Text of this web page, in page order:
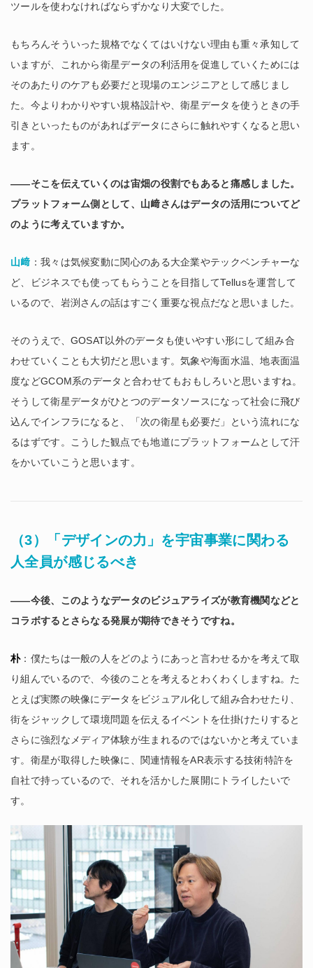
ツールを使わなければならずかなり大変でした。
もちろんそういった規格でなくてはいけない理由も重々承知して
いますが、これから衛星データの利活用を促進していくためには
そのあたりのケアも必要だと現場のエンジニアとして感じまし
た。今よりわかりやすい規格設計や、衛星データを使うときの手
引きといったものがあればデータにさらに触れやすくなると思い
ます。
――そこを伝えていくのは宙畑の役割でもあると痛感しました。
プラットフォーム側として、山﨑さんはデータの活用についてど
のように考えていますか。
山﨑 ：我々は気候変動に関心のある大企業やテックベンチャーな
ど、ビジネスでも使ってもらうことを目指してTellusを運営して
いるので、岩渕さんの話はすごく重要な視点だなと思いました。
そのうえで、GOSAT以外のデータも使いやすい形にして組み合
わせていくことも大切だと思います。気象や海面水温、地表面温
度などGCOM系のデータと合わせてもおもしろいと思いますね。
そうして衛星データがひとつのデータソースになって社会に飛び
込んでインフラになると、「次の衛星も必要だ」という流れにな
るはずです。こうした観点でも地道にプラットフォームとして汗
をかいていこうと思います。
（3）「デザインの力」を宇宙事業に関わる
人全員が感じるべき
――今後、このようなデータのビジュアライズが教育機関などと
コラボするとさらなる発展が期待できそうですね。
朴：僕たちは一般の人をどのようにあっと言わせるかを考えて取
り組んでいるので、今後のことを考えるとわくわくしますね。た
とえば実際の映像にデータをビジュアル化して組み合わせたり、
街をジャックして環境問題を伝えるイベントを仕掛けたりすると
さらに強烈なメディア体験が生まれるのではないかと考えていま
す。衛星が取得した映像に、関連情報をAR表示する技術特許を
自社で持っているので、それを活かした展開にトライしたいで
す。